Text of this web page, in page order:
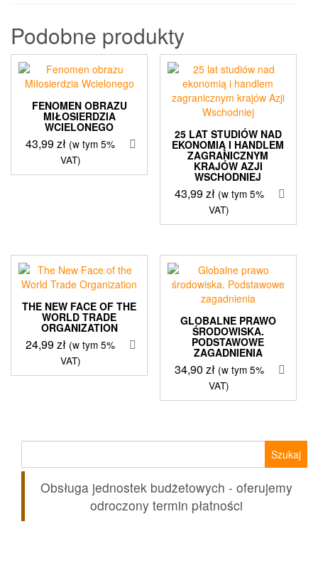
Podobne produkty
FENOMEN OBRAZU
MIŁOSIERDZIA
WCIELONEGO
43,99zł (w tym 5%
VAT)
25 LAT STUDIÓW NAD
EKONOMIĄ I HANDLEM
ZAGRANICZNYM
KRAJÓW AZJI
WSCHODNIEJ
43,99zł (w tym 5%
VAT)
THE NEW FACE OF THE
WORLD TRADE
ORGANIZATION
24,99zł (w tym 5%
VAT)
GLOBALNE PRAWO
ŚRODOWISKA.
PODSTAWOWE
ZAGADNIENIA
34,90 zł (w tym 5%
VAT)
Obsługa jednostek budżetowych - oferujemy
odroczony termin płatności